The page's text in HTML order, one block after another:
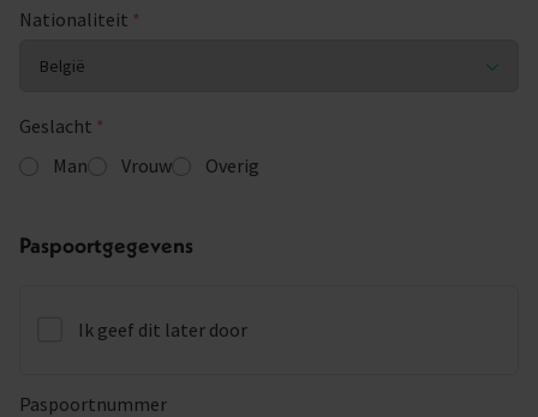
Nationaliteit *
Geslacht *
Man
Vrouw Overig
Paspoortgegevens
Ik geef dit later door
Paspoortnummer